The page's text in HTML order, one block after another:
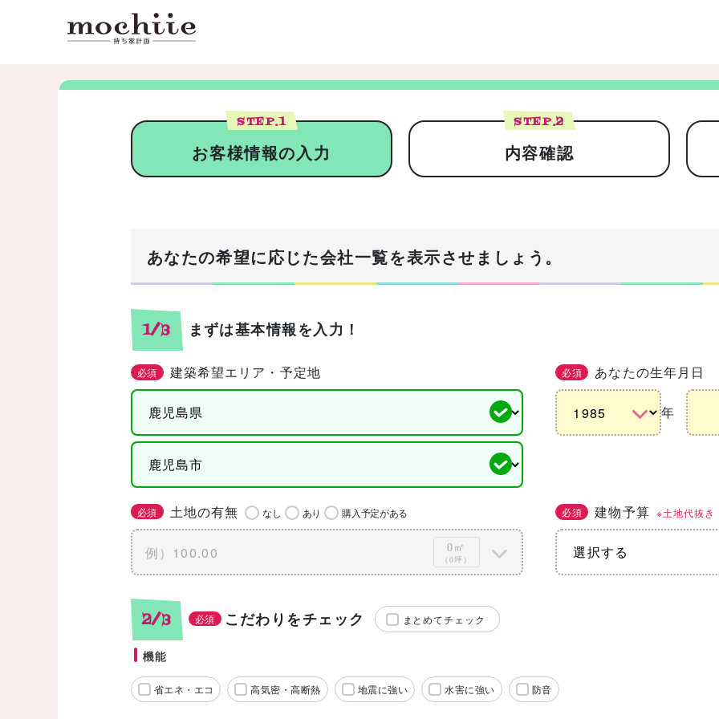
STEP.1
お客様情報の入力
STEP.2
内容確認
あなたの希望に応じた会社一覧を表示させましょう。
1/3 まずは基本情報を入力！
必須 建築希望エリア・予定地 必須 あなたの生年月日
年
必須 土地の有無 なし あり 購入予定がある
0㎡
（0坪）
必須 建物予算 ※土地代抜き
2/3 必須 こだわりをチェック まとめてチェック
機能
省エネ・エコ 高気密・高断熱 地震に強い 水害に強い 防音